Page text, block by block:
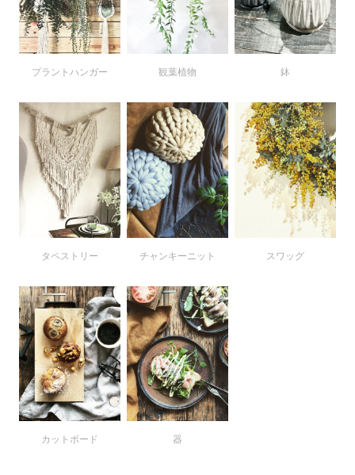
プラントハンガー 観葉植物 鉢
タペストリー チャンキーニット スワッグ
カットボード 器